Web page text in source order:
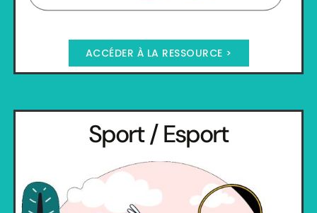
ACCÉDER À LA RESSOURCE >
Sport / Esport